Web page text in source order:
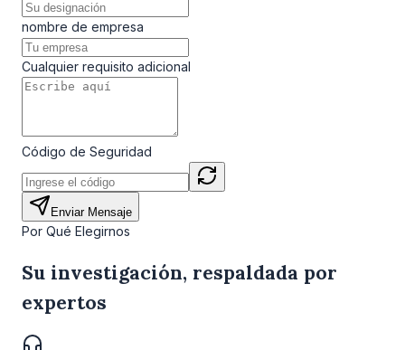
nombre de empresa
Cualquier requisito adicional
Código de Seguridad
Enviar Mensaje
Por Qué Elegirnos
Su investigación, respaldada por
expertos